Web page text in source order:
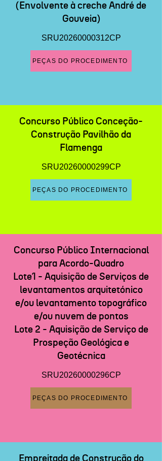
(Envolvente à creche André de
Gouveia)
SRU20260000312CP
PEÇAS DO PROCEDIMENTO
Concurso Público Conceção-
Construção Pavilhão da
Flamenga
SRU20260000299CP
PEÇAS DO PROCEDIMENTO
Concurso Público Internacional
para Acordo-Quadro
Lote1 - Aquisição de Serviços de
levantamentos arquitetónico
e/ou levantamento topográfico
e/ou nuvem de pontos
Lote 2 - Aquisição de Serviço de
Prospeção Geológica e
Geotécnica
SRU20260000296CP
PEÇAS DO PROCEDIMENTO
Empreitada de Construção do